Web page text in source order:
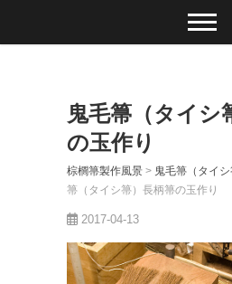
鬼毛箒（タイシ
の玉作り
棕櫚箒製作風景 > 鬼毛箒（タイ
箒（タイシ箒）長柄箒の玉作り
2017-04-13